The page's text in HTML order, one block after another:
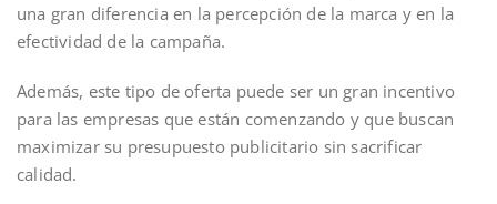
una gran diferencia en la percepción de la marca y en la
efectividad de la campaña.
Además, este tipo de oferta puede ser un gran incentivo
para las empresas que están comenzando y que buscan
maximizar su presupuesto publicitario sin sacrificar
calidad.